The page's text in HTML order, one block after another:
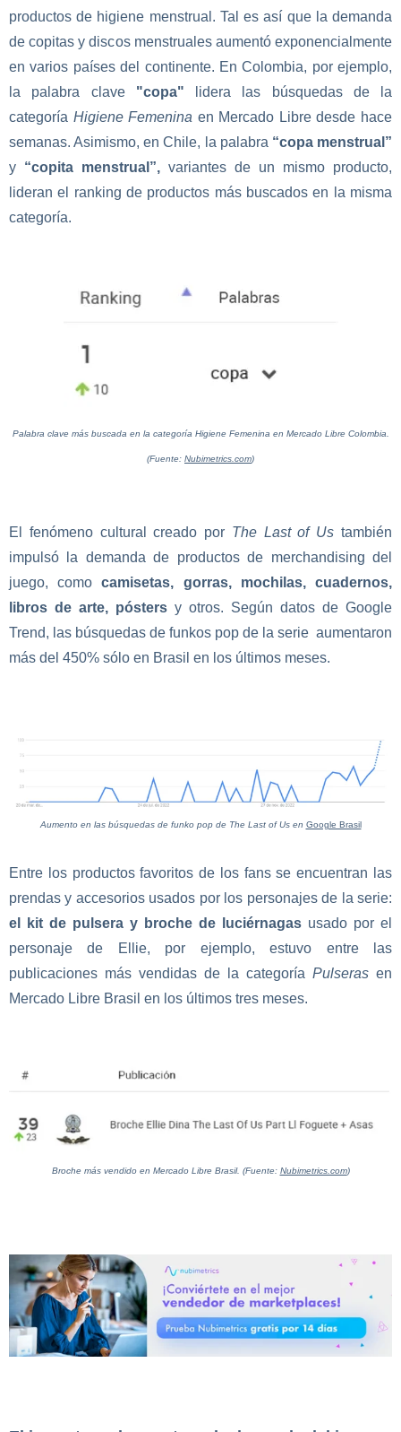
productos de higiene menstrual. Tal es así que la demanda
de copitas y discos menstruales aumentó exponencialmente
en varios países del continente. En Colombia, por ejemplo,
la palabra clave "copa"
lidera las búsquedas de la
categoría Higiene Femenina en Mercado Libre desde hace
semanas. Asimismo, en Chile, la palabra “copa menstrual”
y “copita menstrual”, variantes de un mismo producto,
lideran el ranking de productos más buscados en la misma
categoría.
Palabra clave más buscada en la categoría Higiene Femenina en Mercado Libre Colombia.
(Fuente: Nubimetrics.com)
El fenómeno cultural creado por The Last of Us también
impulsó la demanda de productos de merchandising del
juego, comocamisetas, gorras, mochilas, cuadernos,
libros de arte, pósters y otros. Según datos de Google
Trend, las búsquedas de funkos pop de la serie aumentaron
más del 450% sólo en Brasil en los últimos meses.
Aumento en las búsquedas de funko pop de The Last of Us en Google Brasil
Entre los productos favoritos de los fans se encuentran las
prendas y accesorios usados por los personajes de la serie:
el kit de pulsera y broche de luciérnagas usado por el
personaje de Ellie, por ejemplo, estuvo entre las
publicaciones más vendidas de la categoría Pulseras en
Mercado Libre Brasil en los últimos tres meses.
Broche más vendido en Mercado Libre Brasil. (Fuente: Nubimetrics.com)